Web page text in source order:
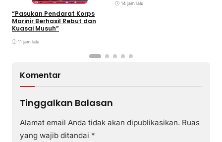
“Pasukan Pendarat Korps
Marinir Berhasil Rebut dan
Kuasai Musuh”
11 jam lalu
Football sebagai Festival
14 jam lalu
Komentar
Tinggalkan Balasan
Alamat email Anda tidak akan dipublikasikan. Ruas
yang wajib ditandai *